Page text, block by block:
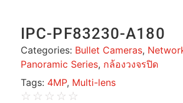
IPC-PF83230-A180
Categories: Bullet Cameras,
Panoramic Series, กล้องวงจรปิด
Tags: 4MP, Multi-lens
☆ ☆ ☆ ☆ ☆